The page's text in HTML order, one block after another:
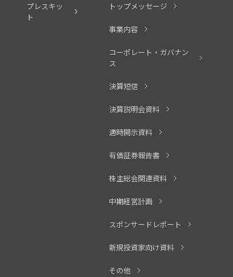
プレスキッ
ト
トップメッセージ
事業内容
コーポレート・ガバナン
ス
決算短信
決算説明会資料
適時開示資料
有価証券報告書
株主総会関連資料
中期経営計画
スポンサードレポート
新規投資家向け資料
その他